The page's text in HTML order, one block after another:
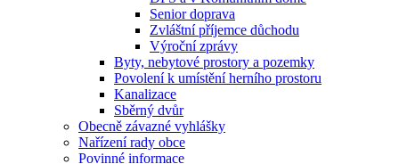
Senior doprava
Zvláštní příjemce důchodu
Výroční zprávy
Byty, nebytové prostory a pozemky
Povolení k umístění herního prostoru
Kanalizace
Sběrný dvůr
Obecně závazné vyhlášky
Nařízení rady obce
Povinné informace